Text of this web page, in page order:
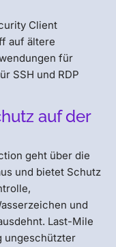
Client
auf ältere
für
SSH und RDP
auf der
geht über die
und bietet Schutz
und
Last-Mile
ungeschützter